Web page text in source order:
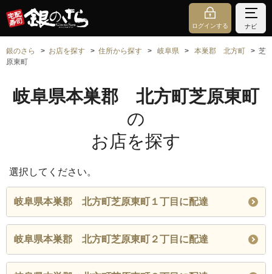
ログインする ナビ
銀のさら お店を探す 住所から探す 岐阜県 本巣郡 北方町
芝
原東町
岐阜県本巣郡 北方町芝原東町
の
お店を探す
選択してください。
岐阜県本巣郡 北方町芝原東町１丁目に配達
岐阜県本巣郡 北方町芝原東町２丁目に配達